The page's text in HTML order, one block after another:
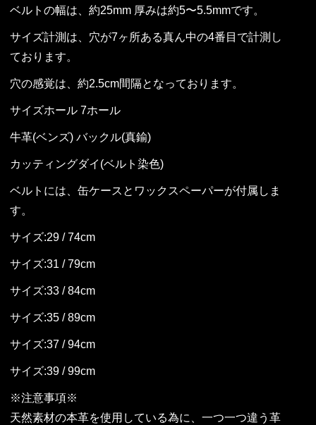
ベルトの幅は、約25mm 厚みは約5〜5.5mmです。
サイズ計測は、穴が7ヶ所ある真ん中の4番目で計測し
ております。
穴の感覚は、約2.5cm間隔となっております。
サイズホール 7ホール
牛革(ベンズ) バックル(真鍮)
カッティングダイ(ベルト染色)
ベルトには、缶ケースとワックスペーパーが付属しま
す。
サイズ:29 / 74cm
サイズ:31 / 79cm
サイズ:33 / 84cm
サイズ:35 / 89cm
サイズ:37 / 94cm
サイズ:39 / 99cm
※注意事項※
天然素材の本革を使用している為に、一つ一つ違う革